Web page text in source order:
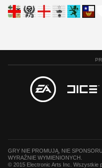
GRY NIE PROMUJĄ, NIE
WYRAŹNIE WYMIENIONYCH.
© 2015 Electronic Arts Inc. Wszystkie